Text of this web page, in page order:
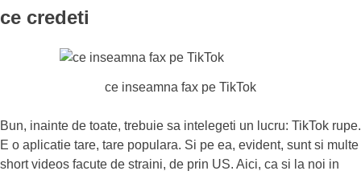
ce credeti
ce inseamna fax pe TikTok
Bun, inainte de toate, trebuie sa intelegeti un lucru: TikTok rupe.
E o aplicatie tare, tare populara. Si pe ea, evident, sunt si multe
short videos facute de straini, de prin US. Aici, ca si la noi in